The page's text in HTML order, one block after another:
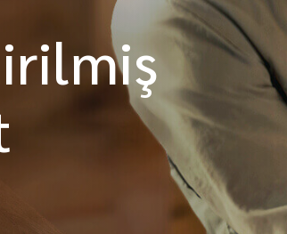
Kargo Teslimatı
Konsolidasyon Taşımacılığı